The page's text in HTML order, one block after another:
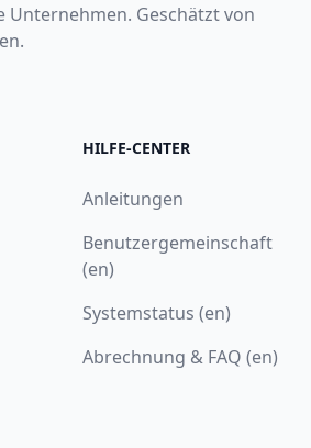
Unternehmen. Geschätzt von
HILFE-CENTER
Anleitungen
Benutzergemeinschaft
(en)
Systemstatus (en)
Abrechnung & FAQ (en)